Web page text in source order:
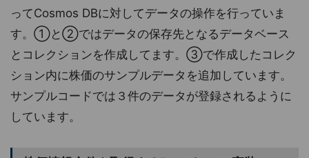
ってCosmos DBに対してデータの操作を行っていま
す。①と②ではデータの保存先となるデータベース
とコレクションを作成してます。③で作成したコレク
ション内に株価のサンプルデータを追加しています。
サンプルコードでは３件のデータが登録されるように
しています。